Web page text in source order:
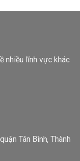
nhiều lĩnh vực khác
Tân Bình, Thành